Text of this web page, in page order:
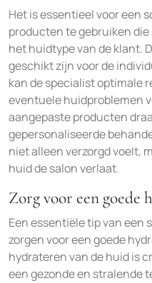
Het is essentieel voor een
producten te gebruiken
het huidtype van de klant.
geschikt zijn voor de
kan de specialist optimale
eventuele huidproblemen
aangepaste producten
gepersonaliseerde
niet alleen verzorgd voelt,
huid de salon verlaat.
Zorg voor een goede
Een essentiële tip van een
zorgen voor een goede
hydrateren van de huid is
een gezonde en stralende